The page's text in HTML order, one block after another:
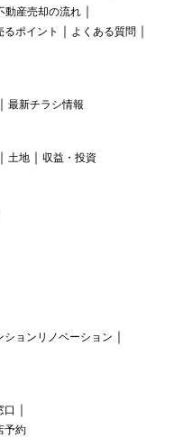
動産売却の流れ
るポイント
よくある質問
最新チラシ情報
土地 収益・投資
ションリノベーション
口
予約